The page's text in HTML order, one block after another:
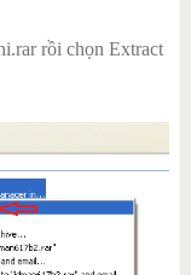
rồi chọn Extract